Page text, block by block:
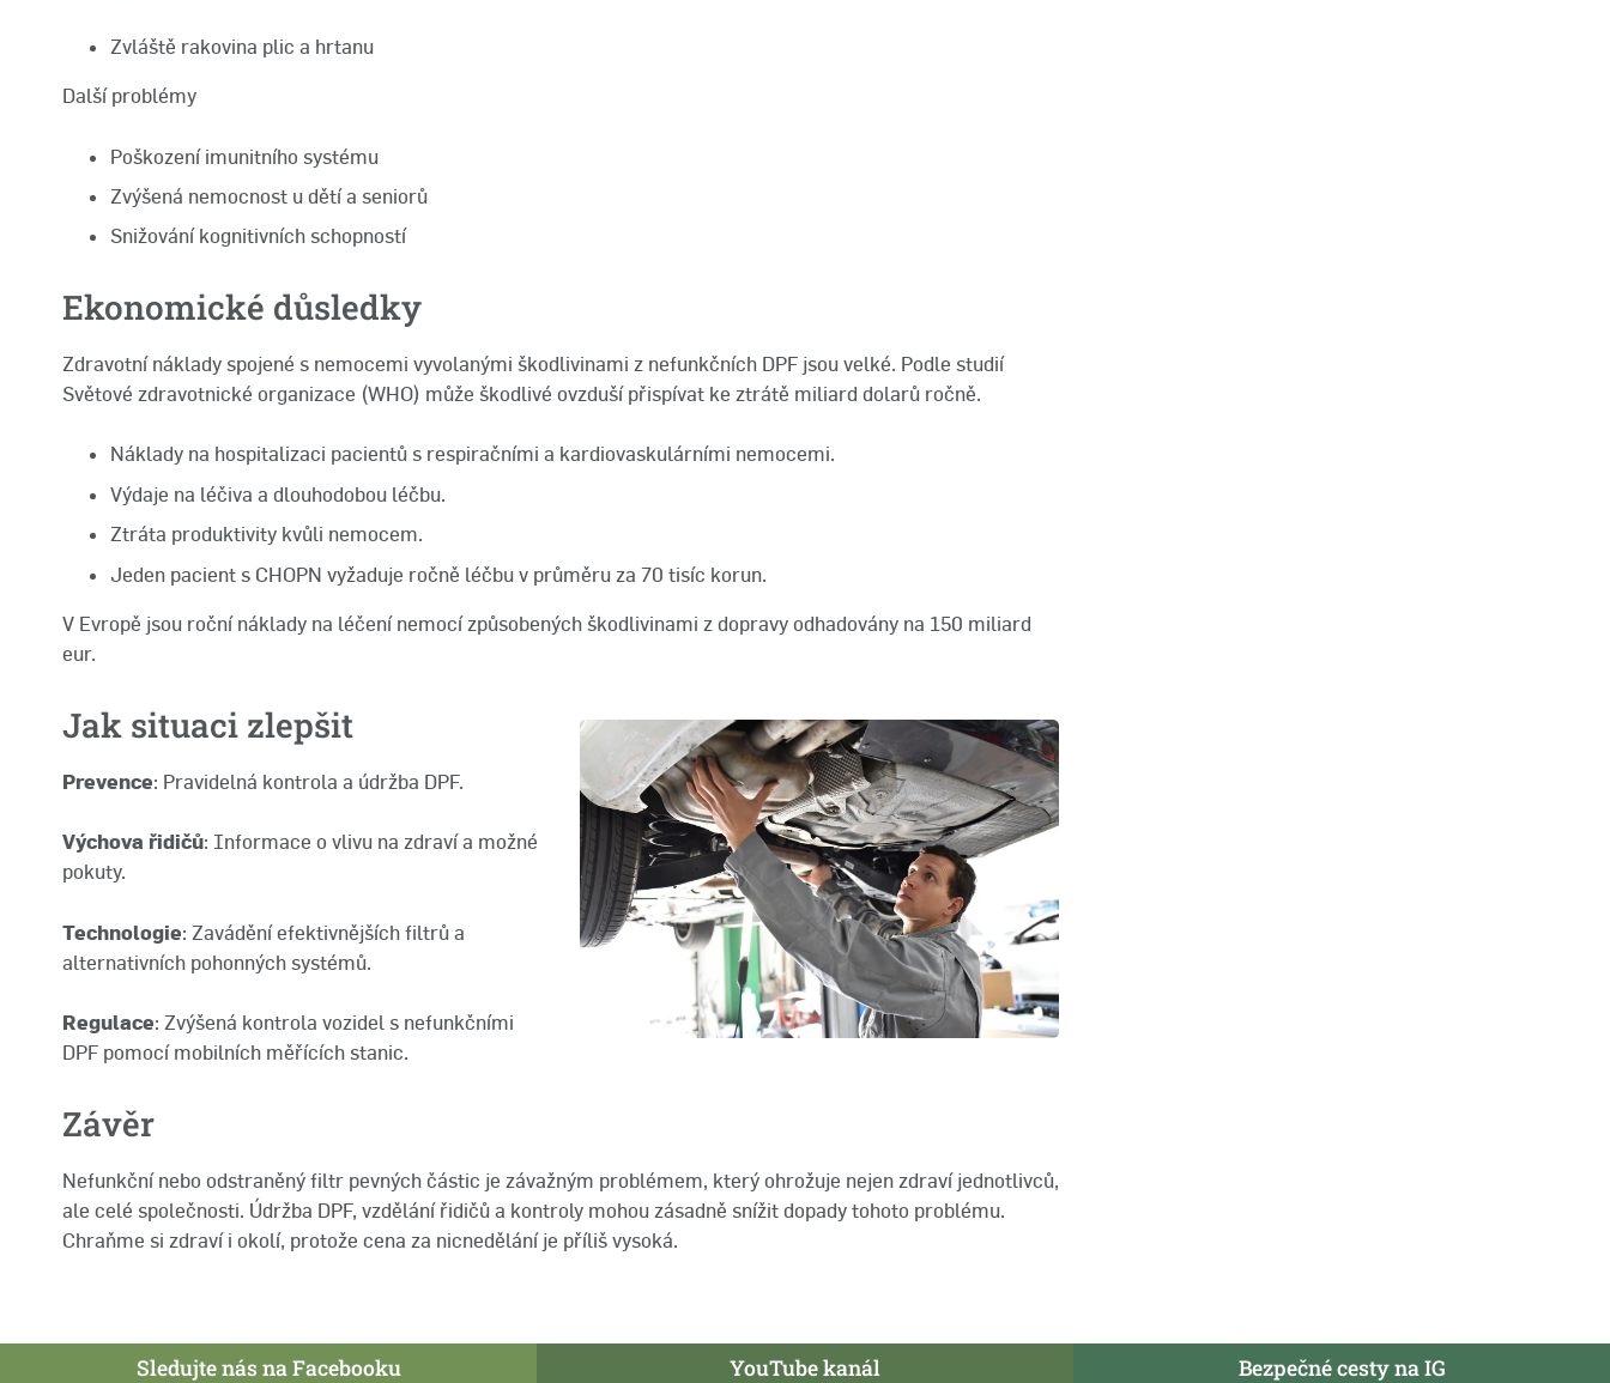
Zvláště rakovina plic a hrtanu
Další problémy
Poškození imunitního systému
Zvýšená nemocnost u dětí a seniorů
Snižování kognitivních schopností
Ekonomické důsledky
Zdravotní náklady spojené s nemocemi vyvolanými škodlivinami z nefunkčních DPF jsou velké. Podle studií
Světové zdravotnické organizace (WHO) může škodlivé ovzduší přispívat ke ztrátě miliard dolarů ročně.
Náklady na hospitalizaci pacientů s respiračními a kardiovaskulárními nemocemi.
Výdaje na léčiva a dlouhodobou léčbu.
Ztráta produktivity kvůli nemocem.
Jeden pacient s CHOPN vyžaduje ročně léčbu v průměru za 70 tisíc korun.
V Evropě jsou roční náklady na léčení nemocí způsobených škodlivinami z dopravy odhadovány na 150 miliard
eur.
Jak situaci zlepšit
Prevence: Pravidelná kontrola a údržba DPF.
Výchova řidičů: Informace o vlivu na zdraví a možné
pokuty.
Technologie: Zavádění efektivnějších filtrů a
alternativních pohonných systémů.
Regulace: Zvýšená kontrola vozidel s nefunkčními
DPF pomocí mobilních měřících stanic.
Závěr
Nefunkční nebo odstraněný filtr pevných částic je závažným problémem, který ohrožuje nejen zdraví jednotlivců,
ale celé společnosti. Údržba DPF, vzdělání řidičů a kontroly mohou zásadně snížit dopady tohoto problému.
Chraňme si zdraví i okolí, protože cena za nicnedělání je příliš vysoká.
Sledujte nás na Facebooku YouTube kanál Bezpečné cesty na IG